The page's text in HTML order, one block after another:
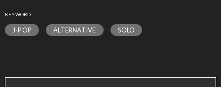
KEYWORD:
J-POP ALTERNATIVE SOLO